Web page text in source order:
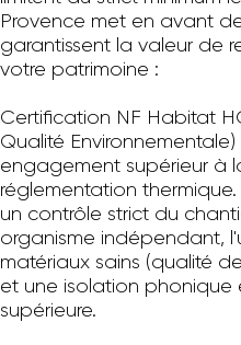
Provence met en avant
garantissent la valeur de
votre patrimoine :
Certification NF Habitat
Qualité Environnementale)
engagement supérieur à
réglementation
un contrôle strict du
organisme indépendant,
matériaux sains (qualité
et une isolation phonique
supérieure.